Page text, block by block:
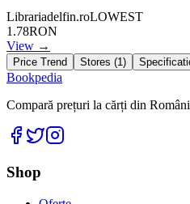
Librariadelfin.roLOWEST
1.78RON
View →
Price Trend Stores (1)
Bookpedia
Compară prețuri la cărți din
Facebook
Twitter
Shop